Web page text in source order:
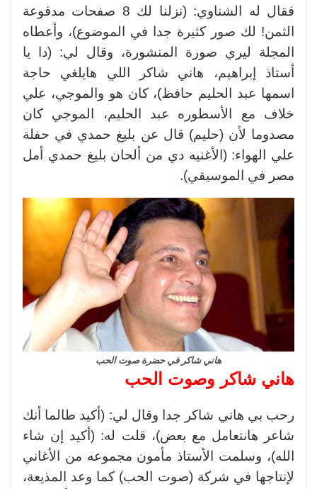
فقال له الشناوي: (نزلنا لك 8 صفحات مدفوعة
الثمن! لك صور كثيرة جدا في الموضوع)، وأعطاه
المجلة ليري صورة المنشورة، وقال لي: (دا يا
أستاذ إبراهيم، هاني شاكر اللي هايلغي حاجة
اسمها عبد الحليم حافظ)، كان هو والموجي، علي
خلاف مع الأسطوره عبد الحليم، الموجي كان
مصدوما لأن (حليم) قال عن بليغ حمدي في حفلة
علي الهواء: (الأغنيه دي من ألحان بليغ حمدي أمل
مصر في الموسيقي).
هاني شاكر في حضرة صوت الحب
هاني شاكر وصوت الحب
رحب بي هاني شاكر جدا وقال لي: (أكيد طالما أنك
شاعر هانتعامل مع بعض)، قلت له: (أكيد إن شاء
الله)، وسلمت الأستاذ مأمون مجموعه من الأغاني
لإنتاجها في شركة (صوت الحب) كما وعد المذيعة،